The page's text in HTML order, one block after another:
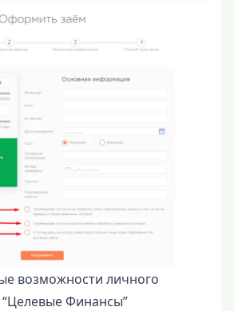
возможности личного
Финансы”